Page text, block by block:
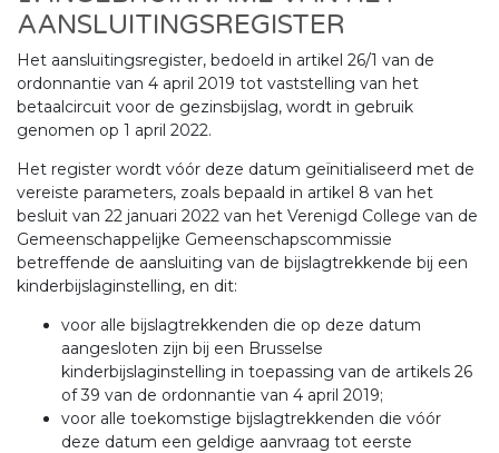
AANSLUITINGSREGISTER
Het aansluitingsregister, bedoeld in artikel 26/1 van de
ordonnantie van 4 april 2019 tot vaststelling van het
betaalcircuit voor de gezinsbijslag, wordt in gebruik
genomen op 1 april 2022.
Het register wordt vóór deze datum geïnitialiseerd met de
vereiste parameters, zoals bepaald in artikel 8 van het
besluit van 22 januari 2022 van het Verenigd College van de
Gemeenschappelijke Gemeenschapscommissie
betreffende de aansluiting van de bijslagtrekkende bij een
kinderbijslaginstelling, en dit:
voor alle bijslagtrekkenden die op deze datum
aangesloten zijn bij een Brusselse
kinderbijslaginstelling in toepassing van de artikels 26
of 39 van de ordonnantie van 4 april 2019;
voor alle toekomstige bijslagtrekkenden die vóór
deze datum een geldige aanvraag tot eerste